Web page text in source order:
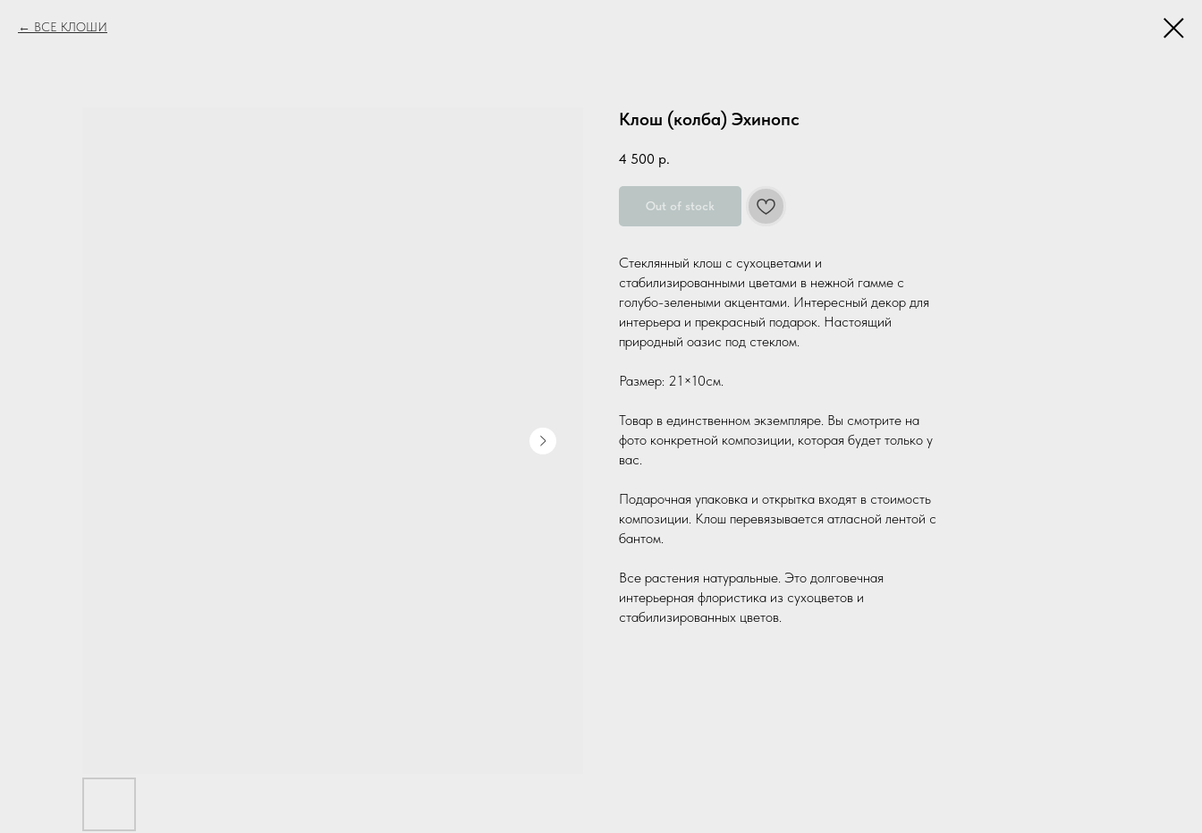
ВСЕ КЛОШИ
Клош (колба) Эхинопс
4 500 р.
Out of stock
Стеклянный клош с сухоцветами и
стабилизированными цветами в нежной гамме с
голубо-зелеными акцентами. Интересный декор для
интерьера и прекрасный подарок. Настоящий
природный оазис под стеклом.
Размер: 21×10см.
Товар в единственном экземпляре. Вы смотрите на
фото конкретной композиции, которая будет только у
вас.
Подарочная упаковка и открытка входят в стоимость
композиции. Клош перевязывается атласной лентой с
бантом.
Все растения натуральные. Это долговечная
интерьерная флористика из сухоцветов и
стабилизированных цветов.